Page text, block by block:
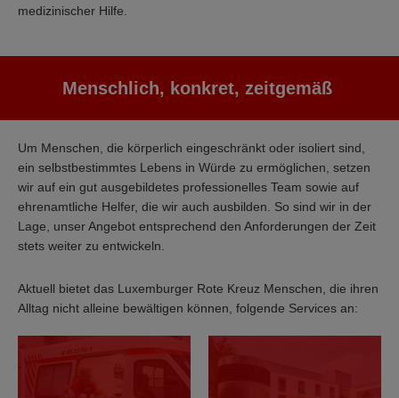
medizinischer Hilfe.
Menschlich, konkret, zeitgemäß
Um Menschen, die körperlich eingeschränkt oder isoliert sind,
ein selbstbestimmtes Lebens in Würde zu ermöglichen, setzen
wir auf ein gut ausgebildetes professionelles Team sowie auf
ehrenamtliche Helfer, die wir auch ausbilden. So sind wir in der
Lage, unser Angebot entsprechend den Anforderungen der Zeit
stets weiter zu entwickeln.
Aktuell bietet das Luxemburger Rote Kreuz Menschen, die ihren
Alltag nicht alleine bewältigen können, folgende Services an: